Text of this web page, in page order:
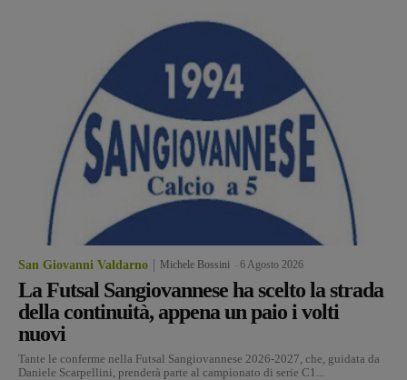
San Giovanni Valdarno Michele Bossini 6 Agosto 2026
La Futsal Sangiovannese ha scelto la strada
della continuità, appena un paio i volti
nuovi
Tante le conferme nella Futsal Sangiovannese 2026-2027, che, guidata da
Daniele Scarpellini, prenderà parte al campionato di serie C1...